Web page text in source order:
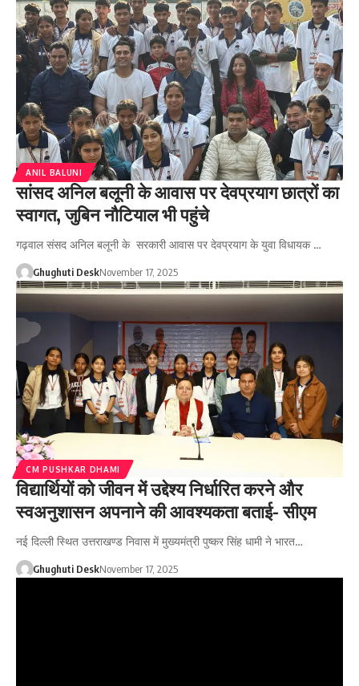
ANIL BALUNI
सांसद अनिल बलूनी के आवास पर देवप्रयाग छात्रों का
स्वागत, जुबिन नौटियाल भी पहुंचे
गढ़वाल संसद अनिल बलूनी के सरकारी आवास पर देवप्रयाग के युवा विधायक …
Ghughuti DeskNovember 17, 2025
CM PUSHKAR DHAMI
विद्यार्थियों को जीवन में उद्देश्य निर्धारित करने और
स्वअनुशासन अपनाने की आवश्यकता बताई- सीएम
नई दिल्ली स्थित उत्तराखण्ड निवास में मुख्यमंत्री पुष्कर सिंह धामी ने भारत…
Ghughuti DeskNovember 17, 2025